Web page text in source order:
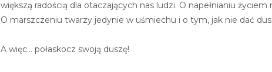
większą radością dla otaczających nas ludzi. O napełnianiu życiem
O marszczeniu twarzy jedynie w uśmiechu i o tym, jak nie dać
A więc… połaskocz swoją duszę!